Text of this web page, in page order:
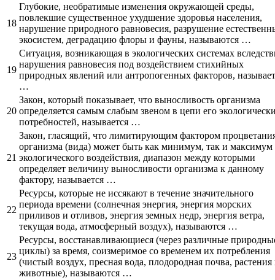
18
Глубокие, необратимые изменения окружающей среды,
повлекшие существенное ухудшение здоровья населения,
нарушение природного равновесия, разрушение
экосистем, деградацию флоры и фауны, называются …
19
Ситуация, возникающая в экологических системах
нарушения равновесия под воздействием стихийных
природных явлений или антропогенных факторов,
…
20
Закон, который показывает, что выносливость организма
определяется самым слабым звеном в цепи его
потребностей, называется …
21
Закон, гласящий, что лимитирующим фактором
организма (вида) может быть как минимум, так и максимум
экологического воздействия, диапазон между которыми
определяет величину выносливости организма к данному
фактору, называется …
22
Ресурсы, которые не иссякают в течение значительного
периода времени (солнечная энергия, энергия морских
приливов и отливов, энергия земных недр, энергия ветра,
текущая вода, атмосферный воздух), называются …
23
Ресурсы, восстанавливающиеся (через различные
циклы) за время, соизмеримое со временем их потребления
(чистый воздух, пресная вода, плодородная почва, растения
животные), называются …